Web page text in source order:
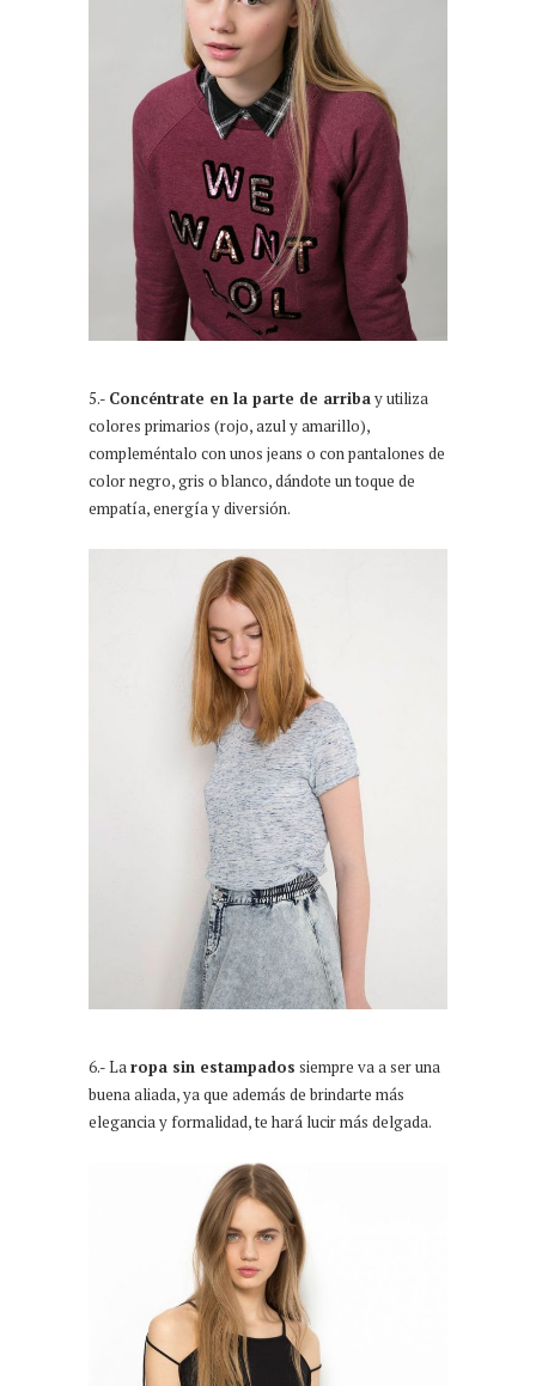
5.- Concéntrate en la parte de arribay utiliza
colores primarios (rojo, azul y amarillo),
compleméntalo con unos jeans o con pantalones de
color negro, gris o blanco, dándote un toque de
empatía, energía y diversión.
6.- La ropa sin estampados siempre va a ser una
buena aliada, ya que además de brindarte más
elegancia y formalidad, te hará lucir más delgada.